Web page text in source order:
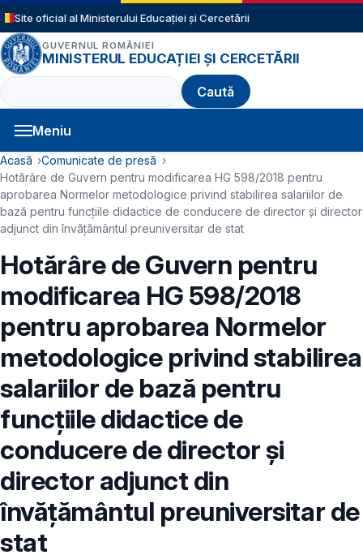
Sari la conținutul principal
Site oficial al Ministerului Educației și Cercetării
GUVERNUL ROMÂNIEI
MINISTERUL EDUCAȚIEI ȘI CERCETĂRII
Caută
Meniu
Navigație principală
Cale de navigare
Acasă
Comunicate de presă
Hotărâre de Guvern pentru modificarea HG 598/2018 pentru
aprobarea Normelor metodologice privind stabilirea salariilor de
bază pentru funcțiile didactice de conducere de director și director
adjunct din învățământul preuniversitar de stat
Hotărâre de Guvern pentru
modificarea HG 598/2018
pentru aprobarea Normelor
metodologice privind stabilirea
salariilor de bază pentru
funcțiile didactice de
conducere de director și
director adjunct din
învățământul preuniversitar de
stat